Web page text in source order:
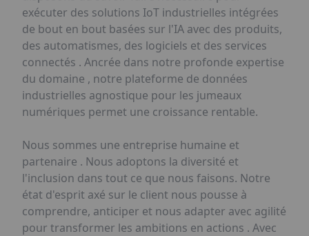
exécuter des solutions IoT industrielles intégrées
de bout en bout basées sur l'IA avec des produits,
des automatismes, des logiciels et des services
connectés . Ancrée dans notre profonde expertise
du domaine , notre plateforme de données
industrielles agnostique pour les jumeaux
numériques permet une croissance rentable.
Nous sommes une entreprise humaine et
partenaire . Nous adoptons la diversité et
l'inclusion dans tout ce que nous faisons. Notre
état d'esprit axé sur le client nous pousse à
comprendre, anticiper et nous adapter avec agilité
pour transformer les ambitions en actions . Avec